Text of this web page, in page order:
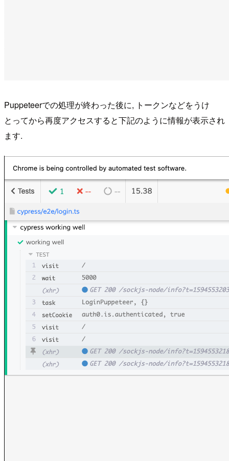
Puppeteerでの処理が終わった後に, トークンなどをうけ
とってから再度アクセスすると下記のように情報が表示され
ます.